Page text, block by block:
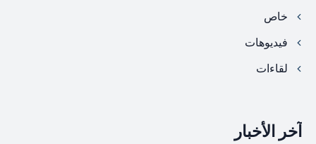
خاص
فيديوهات
لقاءات
آخر الأخبار